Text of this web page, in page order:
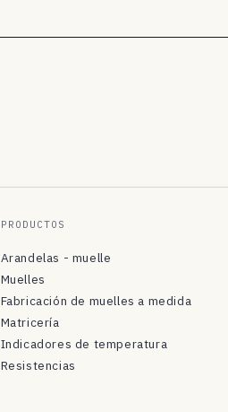
PRODUCTOS
Arandelas - muelle
Muelles
Fabricación de muelles a medida
Matricería
Indicadores de temperatura
Resistencias